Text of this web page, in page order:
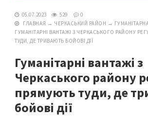
05.07.2023 529
0
ГЛАВНАЯ → ЧЕРКАСЬКИЙ РАЙОН →
ГУМАНІТАРНІ ВАНТАЖІ З ЧЕРКАСЬКОГО РАЙОНУ
ТУДИ, ДЕ ТРИВАЮТЬ БОЙОВІ ДІЇ
Гуманітарні вантажі з
Черкаського району
прямують туди, де
бойові дії